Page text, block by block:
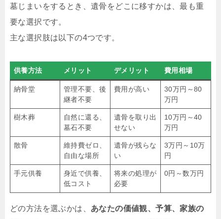
墓じまいをするとき、遺骨をどこに移すかは、最も重
要な選択です。
主な選択肢は以下の4つです。
供養方法 メリット デメリット 費用相場
納骨堂
管理不要、後
継者不要
費用が高い
30万円～80
万円
樹木葬
自然に還る、
墓石不要
遺骨を取り出
せない
10万円～40
万円
散骨
維持費ゼロ、
自由な場所
遺骨が残らな
い
3万円～10万
円
手元供養
身近で供養、
低コスト
将来の処理が
必要
0円～数万円
どの方法を選ぶかは、 あなたの価値観、予算、家族の